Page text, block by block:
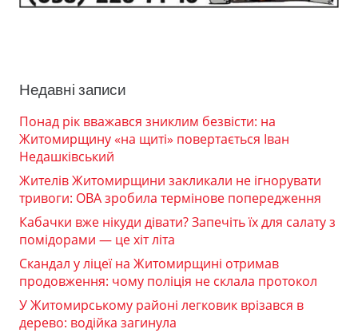
Недавні записи
Понад рік вважався зниклим безвісти: на
Житомирщину «на щиті» повертається Іван
Недашківський
Жителів Житомирщини закликали не ігнорувати
тривоги: ОВА зробила термінове попередження
Кабачки вже нікуди дівати? Запечіть їх для салату з
помідорами — це хіт літа
Скандал у ліцеї на Житомирщині отримав
продовження: чому поліція не склала протокол
У Житомирському районі легковик врізався в
дерево: водійка загинула